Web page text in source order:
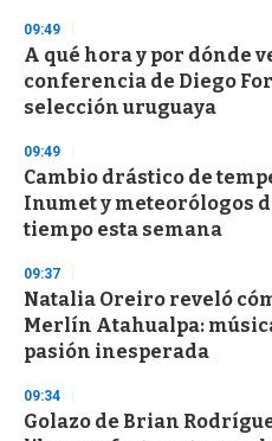
09:49
A qué hora y por dónde
conferencia de Diego
selección uruguaya
09:49
Cambio drástico de
Inumet y meteorólogos
tiempo esta semana
09:37
Natalia Oreiro reveló
Merlín Atahualpa:
pasión inesperada
09:34
Golazo de Brian